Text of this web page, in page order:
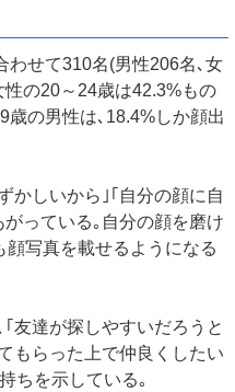
わせて310名(男性206名､女
の20～24歳は42.3%もの
歳の男性は､18.4%しか顔出
かしいから｣｢自分の顔に自
っている｡自分の顔を磨け
写真を載せるようになる
友達が探しやすいだろうと
もらった上で仲良くしたい
ちを示している｡